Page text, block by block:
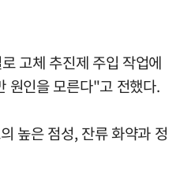
고체 추진제 주입 작업에
원인을 모른다"고 전했다.
높은 점성, 잔류 화약과 정